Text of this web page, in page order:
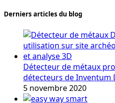
Derniers articles du blog
Détecteur de métaux
détecteurs de Inventum
5 novembre 2020